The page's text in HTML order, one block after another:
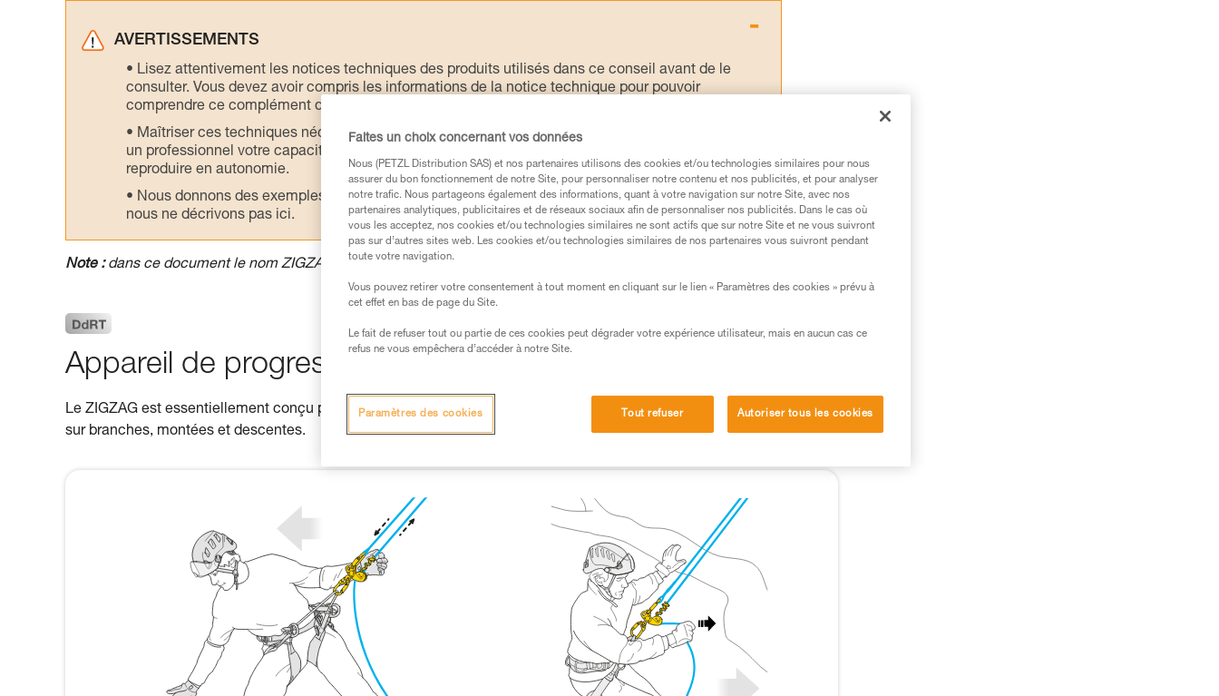
AVERTISSEMENTS
Lisez attentivement les notices techniques des produits utilisés dans ce conseil avant de le
consulter. Vous devez avoir compris les informations de la notice technique pour pouvoir
comprendre ce complément d’informations.
Maîtriser ces techniques nécessite une formation et un entraînement spécifique. Validez avec
un professionnel votre capacité à refaire la manipulation, seul, en toute sécurité, avant de la
reproduire en autonomie.
Nous donnons des exemples de techniques liées à votre activité. Il peut en exister d’autres que
nous ne décrivons pas ici.
Note :dans ce document le nom ZIGZAG désigne indifféremment les modèles ZIGZAG ou ZIGZAG PLUS.
Appareil de progression sur corde en double
Le ZIGZAG est essentiellement conçu pour les déplacements dans l'arbre lors de la phase de travail : déplacements
sur branches, montées et descentes.
Faites un choix concernant vos données
Nous (PETZL Distribution SAS) et nos partenaires utilisons des cookies et/ou technologies similaires pour nous
assurer du bon fonctionnement de notre Site, pour personnaliser notre contenu et nos publicités, et pour analyser
notre trafic. Nous partageons également des informations, quant à votre navigation sur notre Site, avec nos
partenaires analytiques, publicitaires et de réseaux sociaux afin de personnaliser nos publicités. Dans le cas où
vous les acceptez, nos cookies et/ou technologies similaires ne sont actifs que sur notre Site et ne vous suivront
pas sur d’autres sites web. Les cookies et/ou technologies similaires de nos partenaires vous suivront pendant
toute votre navigation.
Vous pouvez retirer votre consentement à tout moment en cliquant sur le lien « Paramètres des cookies » prévu à
cet effet en bas de page du Site.
Le fait de refuser tout ou partie de ces cookies peut dégrader votre expérience utilisateur, mais en aucun cas ce
refus ne vous empêchera d’accéder à notre Site.
Tout refuser Autoriser tous les cookies
Paramètres des cookies